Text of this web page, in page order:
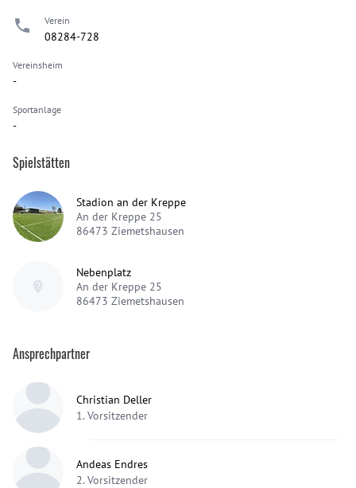
Verein
08284-728
Vereinsheim
-
Sportanlage
-
Spielstätten
Stadion an der Kreppe
An der Kreppe 25
86473 Ziemetshausen
Nebenplatz
An der Kreppe 25
86473 Ziemetshausen
Ansprechpartner
Christian Deller
1. Vorsitzender
Andeas Endres
2. Vorsitzender